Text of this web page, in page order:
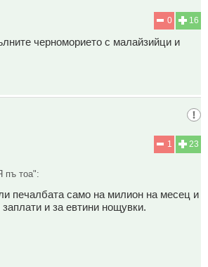
16
0
черноморието с малайзийци и
23
1
пъ тоа":
печалбата само на милион на месец и
и за евтини нощувки.